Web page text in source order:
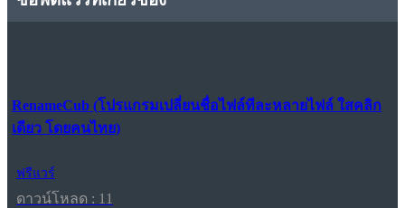
RenameCub (โปรแกรมเปลี่ยนชื่อไฟล์ทีละหลายไฟล์ ใสคลิก
เดียว โดยคนไทย)
ฟรีแวร์
ดาวน์โหลด : 11